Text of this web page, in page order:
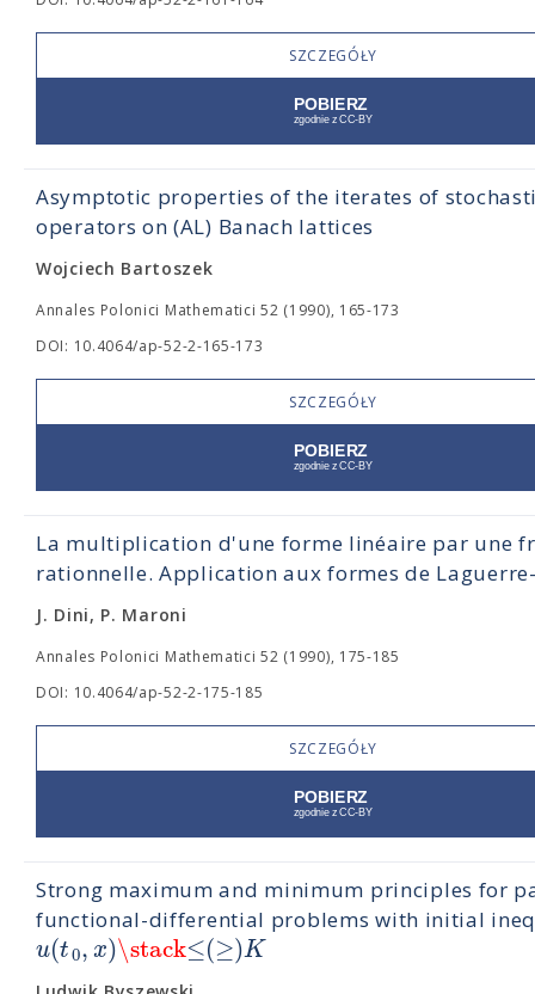
SZCZEGÓŁY
Asymptotic properties of the iterates of
operators on (AL) Banach lattices
Wojciech Bartoszek
Annales Polonici Mathematici 52 (1990), 165-173
DOI: 10.4064/ap-52-2-165-173
SZCZEGÓŁY
La multiplication d'une forme linéaire par une
rationnelle. Application aux formes de
J. Dini, P. Maroni
Annales Polonici Mathematici 52 (1990), 175-185
DOI: 10.4064/ap-52-2-175-185
SZCZEGÓŁY
Strong maximum and minimum principles for
functional-differential problems with initial
u(t0,x)\stack≤(≥)K